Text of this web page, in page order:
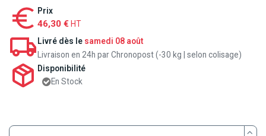
Prix
46,30 € HT
Livré dès le samedi 08 août
Livraison en 24h par Chronopost (-30 kg | selon colisage)
Disponibilité
En Stock